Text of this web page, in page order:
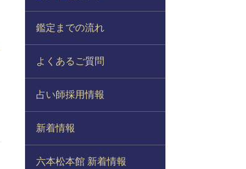
鑑定までの流れ
よくあるご質問
占い師採用情報
新着情報
六本松本館 新着情報